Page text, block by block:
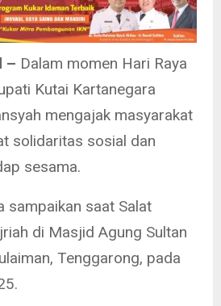
– Dalam momen Hari Raya
Kutai Kartanegara
mengajak masyarakat
solidaritas sosial dan
sesama.
sampaikan saat Salat
di Masjid Agung Sultan
Tenggarong, pada